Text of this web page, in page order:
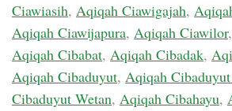
Ciawiasih, Aqiqah Ciawigajah,
Aqiqah Ciawijapura, Aqiqah Ciawilor,
Aqiqah Cibabat, Aqiqah Cibadak,
Aqiqah Cibaduyut, Aqiqah
Cibaduyut Wetan, Aqiqah Cibahayu,